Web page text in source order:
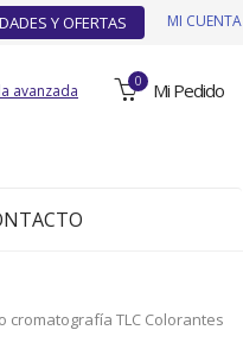
Y OFERTAS MI CUENTA
avanzada 0 Mi Pedido
cromatografía TLC Colorantes